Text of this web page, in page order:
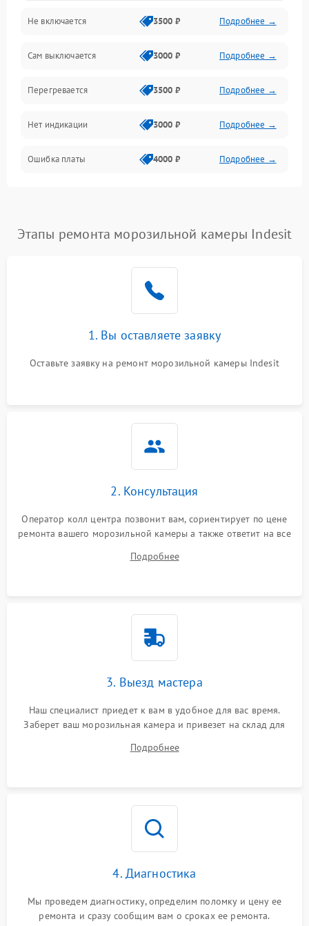
Не включается 3500 ₽ Подробнее →
Сам выключается 3000 ₽ Подробнее →
Перегревается 3500 ₽ Подробнее →
Нет индикации 3000 ₽ Подробнее →
Ошибка платы 4000 ₽ Подробнее →
Этапы ремонта морозильной камеры Indesit
1. Вы оставляете заявку
Оставьте заявку на ремонт морозильной камеры Indesit
2. Консультация
Оператор колл центра позвонит вам, сориентирует по цене
ремонта вашего морозильной камеры а также ответит на все
Подробнее
3. Выезд мастера
Наш специалист приедет к вам в удобное для вас время.
Заберет ваш морозильная камера и привезет на склад для
Подробнее
4. Диагностика
Мы проведем диагностику, определим поломку и цену ее
ремонта и сразу сообщим вам о сроках ее ремонта.